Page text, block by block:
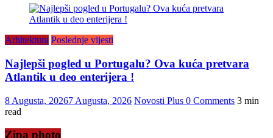
Arhitektura Poslednje vijesti
Najlepši pogled u Portugalu? Ova kuća pretvara
Atlantik u deo enterijera !
8 Augusta, 20267 Augusta, 2026 Novosti Plus 0 Comments 3 min
read
Zipa photo